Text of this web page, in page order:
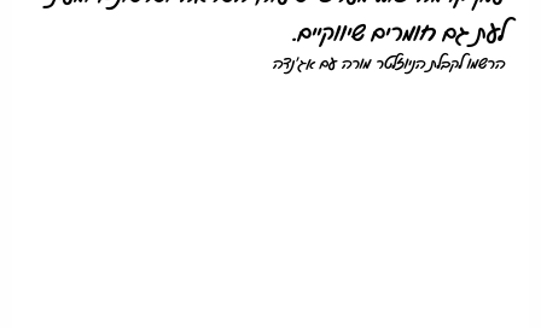
לעת גם חומרים שיווקיים.
הרשמו לקבלת הניוזלטר מורה עם אג'נדה